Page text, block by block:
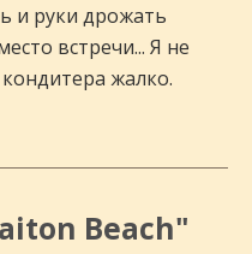
и руки дрожать
встречи... Я не
жалко.
Beach"